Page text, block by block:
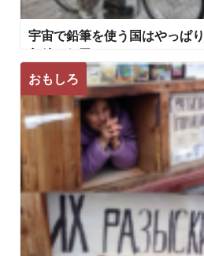
宇宙で鉛筆を使う国はやっぱ
おそロシア!!
おもしろ